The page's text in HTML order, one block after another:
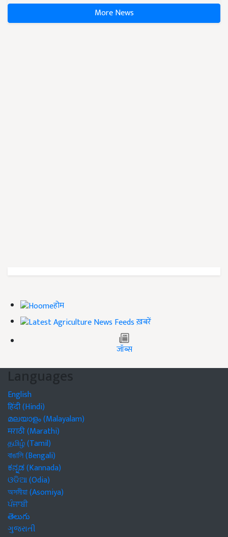
More News
होम
ख़बरें
जॉब्स
Languages
English
हिंदी (Hindi)
മലയാളം (Malayalam)
मराठी (Marathi)
தமிழ் (Tamil)
বাঙালি (Bengali)
ಕನ್ನಡ (Kannada)
ଓଡିଆ (Odia)
অসমীয়া (Asomiya)
ਪੰਜਾਬੀ
తెలుగు
ગુજરાતી